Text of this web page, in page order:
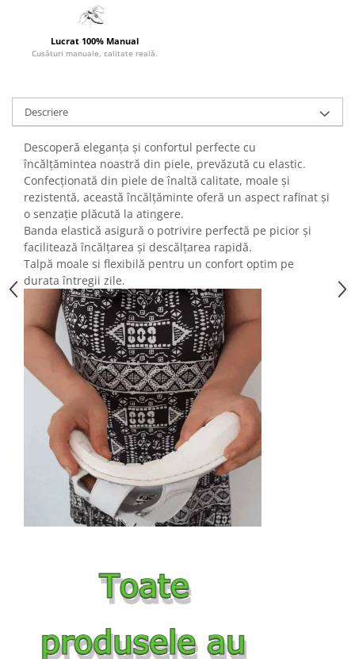
Lucrat 100% Manual
Cusături manuale, calitate reală.
Descriere
Descoperă eleganța și confortul perfecte cu
încălțămintea noastră din piele, prevăzută cu elastic.
Confecționată din piele de înaltă calitate, moale și
rezistentă, această încălțăminte oferă un aspect rafinat și
o senzație plăcută la atingere.
Banda elastică asigură o potrivire perfectă pe picior și
facilitează încălțarea și descălțarea rapidă.
Talpă moale si flexibilă pentru un confort optim pe
durata întregii zile.